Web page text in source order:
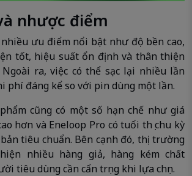
nhược điểm
ưu điểm nổi bật như độ bền cao,
tốt, hiệu suất ổn định và thân thiện
ra, việc có thể sạc lại nhiều lần
phí đáng kể so với pin dùng một lần.
cũng có một số hạn chế như giá
hơn và Eneloop Pro có tuổi thọ chu kỳ
tiêu chuẩn. Bên cạnh đó, thị trường
nhiều hàng giả, hàng kém chất
tiêu dùng cần cẩn trọng khi lựa chọn.